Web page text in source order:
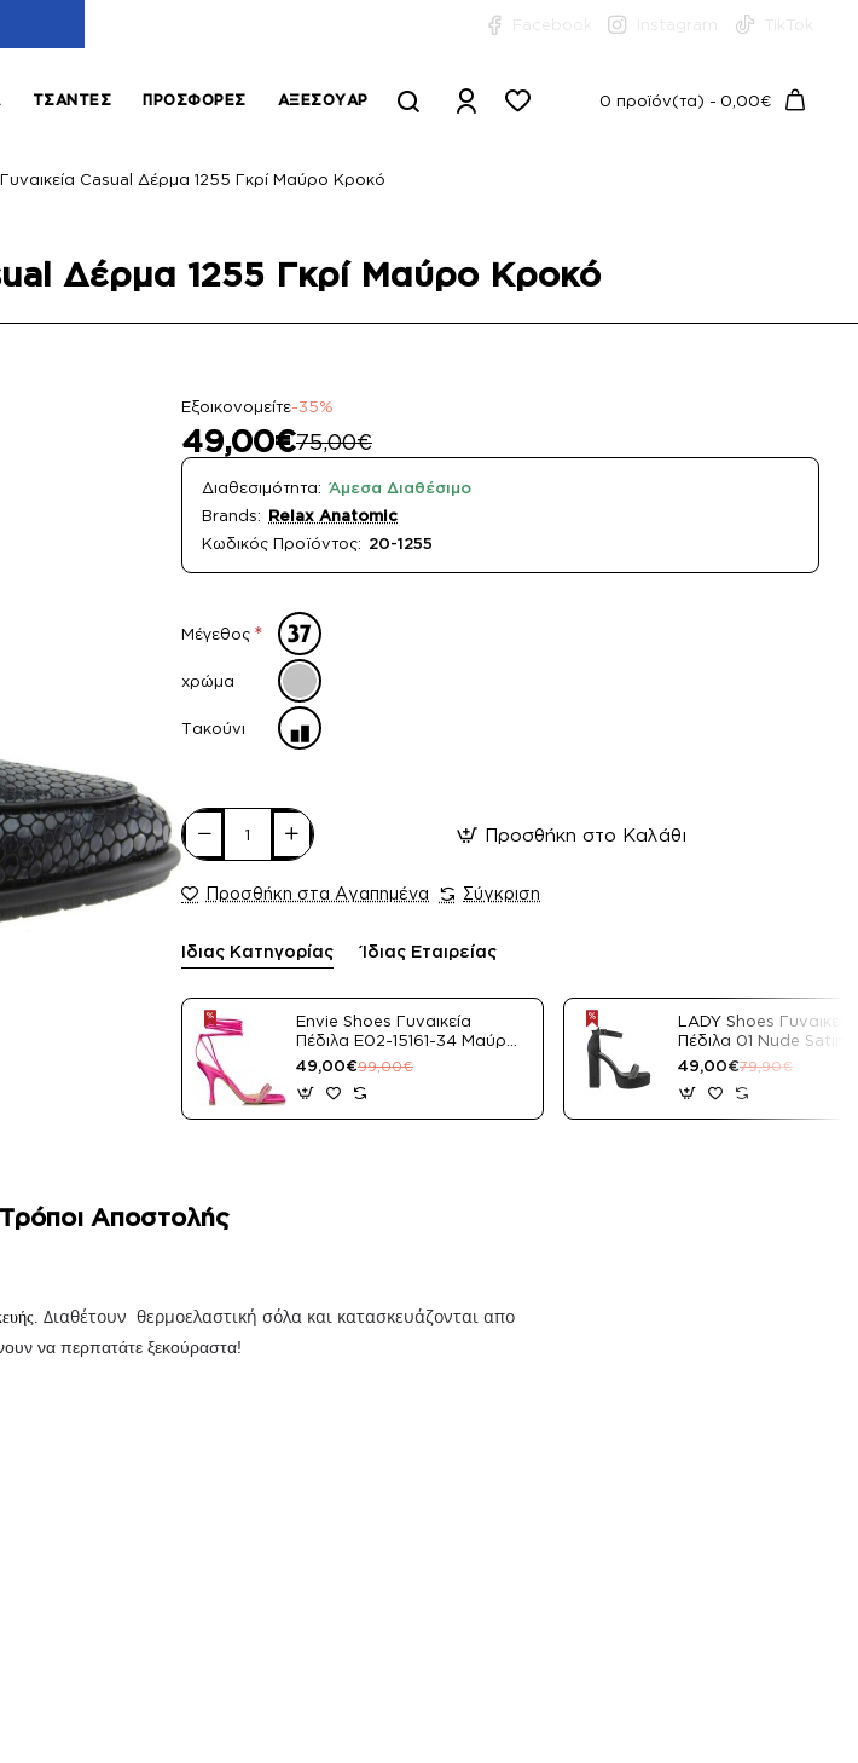
ΤΣΆΝΤΕΣ ΠΡΟΣΦΟΡΈΣ ΑΞΕΣΟΥΆΡ 0 προϊόν(τα) - 0,00€
Δέρμα 1255 Γκρί Μαύρο Κροκό
Casual Δέρμα 1255 Γκρί Μαύρο Κροκό
Εξοικονομείτε-35%
49,00€75,00€
Διαθεσιμότητα: Άμεσα Διαθέσιμο
Brands: Relax Anatomic
Κωδικός Προϊόντος: 20-1255
Μέγεθος
χρώμα
Τακούνι
Προσθήκη στο Καλάθι
Προσθήκη στα Αγαπημένα Σύγκριση
Ίδιας Κατηγορίας Ίδιας Εταιρείας
Envie Shoes Γυναικεία
Πέδιλα E02-15161-34 Μαύρο
Satin
49,00€99,00€
LADY Shoes Γυναικεία
Πέδιλα 01 Nude Satin
49,00€79,90€
Τρόποι Αποστολής
Διαθέτουν θερμοελαστική σόλα και κατασκευάζονται απο
να περπατάτε ξεκούραστα!